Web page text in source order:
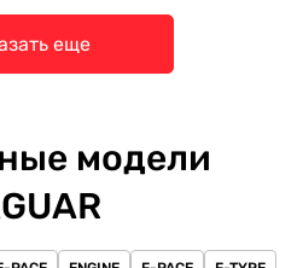
еще
модели